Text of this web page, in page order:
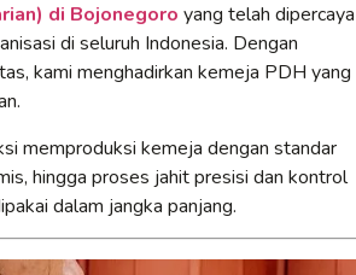
di Bojonegoro yang telah dipercaya
di seluruh Indonesia. Dengan
kami menghadirkan kemeja PDH yang
memproduksi kemeja dengan standar
hingga proses jahit presisi dan kontrol
dalam jangka panjang.